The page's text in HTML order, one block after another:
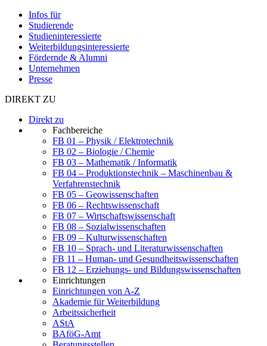
Infos für
Studierende
Studieninteressierte
Weiterbildungsinteressierte
Fördernde & Alumni
Unternehmen
Presse
DIREKT ZU
Direkt zu
Fachbereiche
FB 01 – Physik / Elektrotechnik
FB 02 – Biologie / Chemie
FB 03 – Mathematik / Informatik
FB 04 – Produktionstechnik – Maschinenbau &
Verfahrenstechnik
FB 05 – Geowissenschaften
FB 06 – Rechtswissenschaft
FB 07 – Wirtschaftswissenschaft
FB 08 – Sozialwissenschaften
FB 09 – Kulturwissenschaften
FB 10 – Sprach- und Literaturwissenschaften
FB 11 – Human- und Gesundheitswissenschaften
FB 12 – Erziehungs- und Bildungswissenschaften
Einrichtungen
Einrichtungen von A-Z
Akademie für Weiterbildung
Arbeitssicherheit
AStA
BAföG-Amt